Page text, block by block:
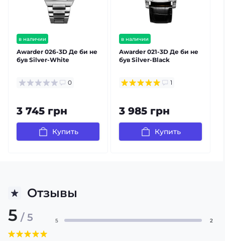
в наличии
бесплатная доставка
гарантия 12 мес
Awarder 026-3D Де би не
був Silver-White
0
3 745 грн
Купить
в наличии
бесплатная доставка
гарантия 12 мес
Awarder 021-3D Де би не
був Silver-Black
1
3 985 грн
Купить
Отзывы
5 / 5 5 2